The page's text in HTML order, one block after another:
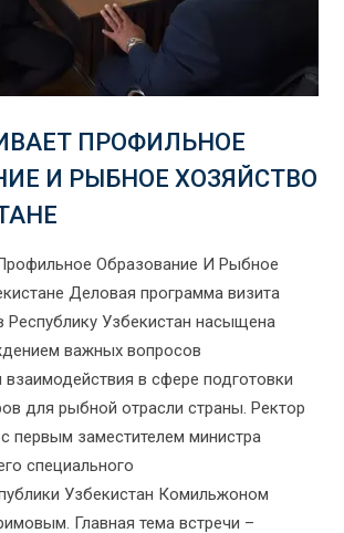
ПРОФИЛЬНОЕ
И РЫБНОЕ ХОЗЯЙСТВО
Образование И Рыбное
Деловая программа визита
Республику Узбекистан насыщена
важных вопросов
взаимодействия в сфере подготовки
для рыбной отрасли страны. Ректор
первым заместителем министра
специального
Узбекистан Комильжоном
Главная тема встречи –